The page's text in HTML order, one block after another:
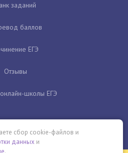
заданий
баллов
ЕГЭ
Отзывы
школы ЕГЭ
сбор cookie-файлов и
данных и
.